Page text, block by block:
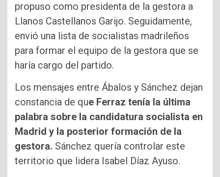
propuso como presidenta de la gestora a
Llanos Castellanos Garijo. Seguidamente,
envió una lista de socialistas madrileños
para formar el equipo de la gestora que se
haría cargo del partido.
Los mensajes entre Ábalos y Sánchez dejan
constancia de que Ferraz tenía la última
palabra sobre la candidatura socialista en
Madrid y la posterior formación de la
gestora. Sánchez quería controlar este
territorio que lidera Isabel Díaz Ayuso.